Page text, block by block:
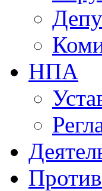
НПА